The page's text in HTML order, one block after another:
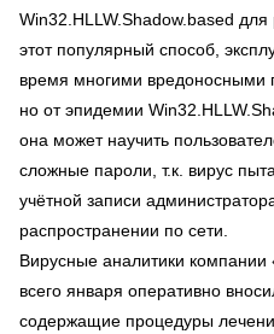
Win32.HLLW.Shadow.based для
этот популярный способ,
время многими вредоносными
но от эпидемии
она может научить
сложные пароли, т.к. вирус
учётной записи
распространении по сети.
Вирусные аналитики
всего января оперативно
содержащие процедуры